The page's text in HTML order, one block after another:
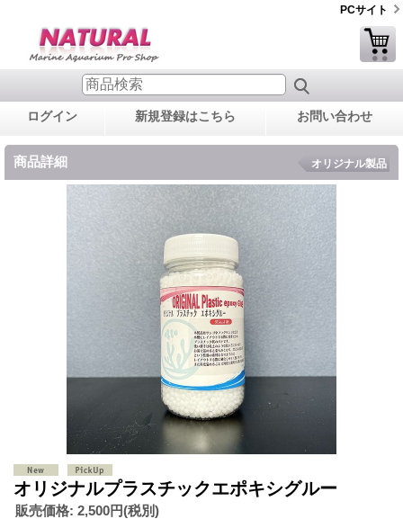
PCサイト
ログイン 新規登録はこちら お問い合わせ
商品詳細 オリジナル製品
オリジナルプラスチックエポキシグルー
販売価格: 2,500円(税別)